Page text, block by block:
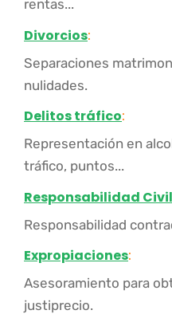
rentas...
Divorcios:
Separaciones
nulidades.
Delitos tráfico:
Representación en
tráfico, puntos...
Responsabilidad Civil
Responsabilidad
Expropiaciones:
Asesoramiento para
justiprecio.